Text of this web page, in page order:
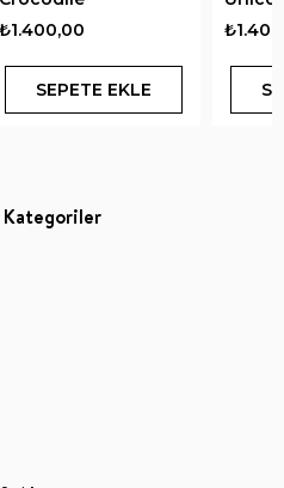
₺1.400,00
SEPETE EKLE
Kategoriler